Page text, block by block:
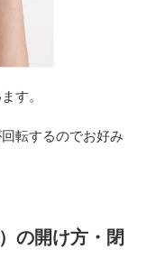
す。
転するのでお好み
の開け方・閉